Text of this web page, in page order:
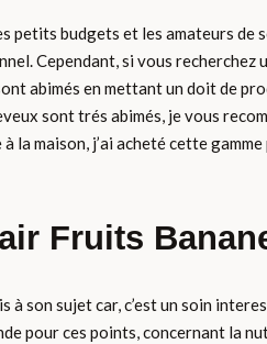
petits budgets et les amateurs
Cependant, si vous
abimés en mettant un doit de
sont trés abimés, je vous
la maison, j’ai acheté cette
Fruits
son sujet car, c’est un soin
pour ces points, concernant la